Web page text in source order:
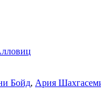
Бойд, Ария